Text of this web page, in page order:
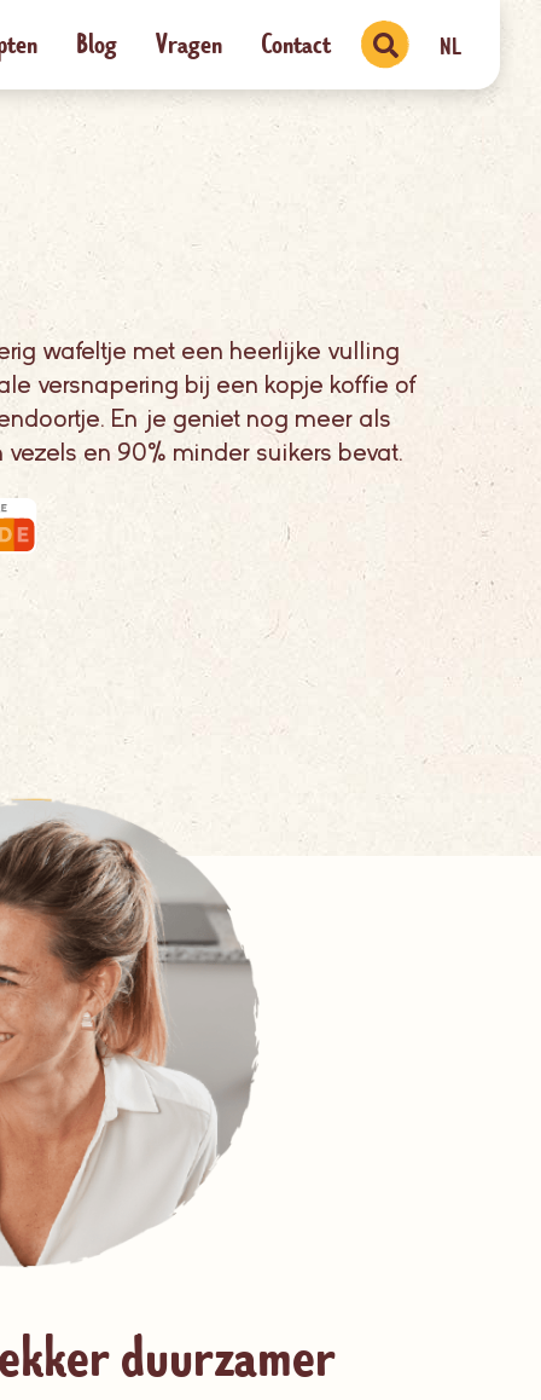
Blog Vragen Contact NL
wafeltje met een heerlijke vulling
versnapering bij een kopje koffie of
En je geniet nog meer als
en 90% minder suikers bevat.
duurzamer